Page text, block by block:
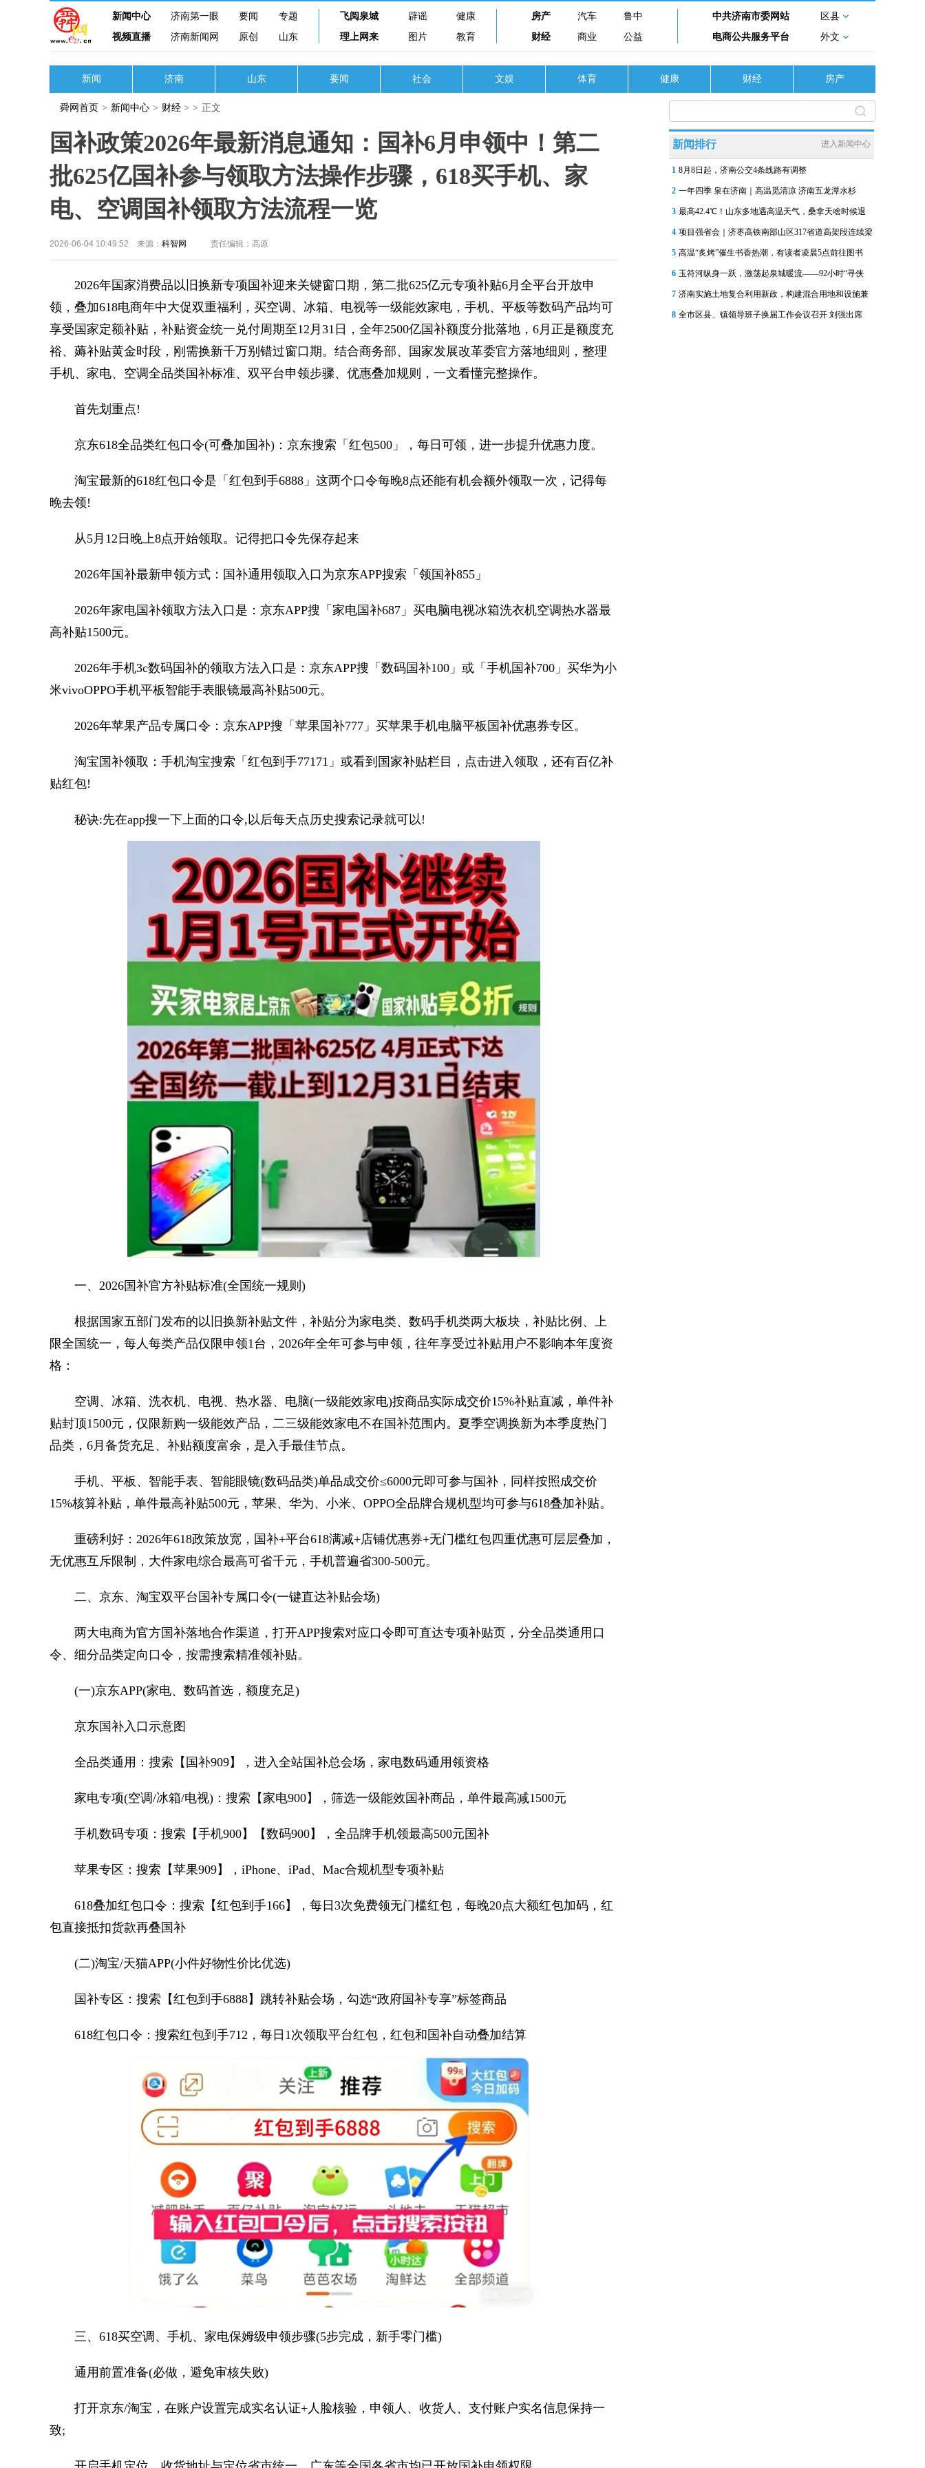
新闻中心 济南第一眼 要闻
专题
视频直播
济南新闻网 原创 山东
飞阅泉城 辟谣
健康
理上网来
图片 教育
房产 汽车
鲁中
财经
商业 公益
中共济南市委网站
区县
电商公共服务平台
外文
新闻 济南 山东 要闻 社会 文娱 体育 健康 财经 房产
舜网首页 > 新闻中心 > 财经 > > 正文
国补政策2026年最新消息通知：国补6月申领中！第二
批625亿国补参与领取方法操作步骤，618买手机、家
电、空调国补领取方法流程一览
2026-06-04 10:49:52 来源： 科智网 责任编辑：高原
2026年国家消费品以旧换新专项国补迎来关键窗口期，第二批625亿元专项补贴6月全平台开放申
领，叠加618电商年中大促双重福利，买空调、冰箱、电视等一级能效家电，手机、平板等数码产品均可
享受国家定额补贴，补贴资金统一兑付周期至12月31日，全年2500亿国补额度分批落地，6月正是额度充
裕、薅补贴黄金时段，刚需换新千万别错过窗口期。结合商务部、国家发展改革委官方落地细则，整理
手机、家电、空调全品类国补标准、双平台申领步骤、优惠叠加规则，一文看懂完整操作。
首先划重点!
京东618全品类红包口令(可叠加国补)：京东搜索「红包500」，每日可领，进一步提升优惠力度。
淘宝最新的618红包口令是「红包到手6888」这两个口令每晚8点还能有机会额外领取一次，记得每
晚去领!
从5月12日晚上8点开始领取。记得把口令先保存起来
2026年国补最新申领方式：国补通用领取入口为京东APP搜索「领国补855」
2026年家电国补领取方法入口是：京东APP搜「家电国补687」买电脑电视冰箱洗衣机空调热水器最
高补贴1500元。
2026年手机3c数码国补的领取方法入口是：京东APP搜「数码国补100」或「手机国补700」买华为小
米vivoOPPO手机平板智能手表眼镜最高补贴500元。
2026年苹果产品专属口令：京东APP搜「苹果国补777」买苹果手机电脑平板国补优惠券专区。
淘宝国补领取：手机淘宝搜索「红包到手77171」或看到国家补贴栏目，点击进入领取，还有百亿补
贴红包!
秘诀:先在app搜一下上面的口令,以后每天点历史搜索记录就可以!
一、2026国补官方补贴标准(全国统一规则)
根据国家五部门发布的以旧换新补贴文件，补贴分为家电类、数码手机类两大板块，补贴比例、上
限全国统一，每人每类产品仅限申领1台，2026年全年可参与申领，往年享受过补贴用户不影响本年度资
格：
空调、冰箱、洗衣机、电视、热水器、电脑(一级能效家电)按商品实际成交价15%补贴直减，单件补
贴封顶1500元，仅限新购一级能效产品，二三级能效家电不在国补范围内。夏季空调换新为本季度热门
品类，6月备货充足、补贴额度富余，是入手最佳节点。
手机、平板、智能手表、智能眼镜(数码品类)单品成交价≤6000元即可参与国补，同样按照成交价
15%核算补贴，单件最高补贴500元，苹果、华为、小米、OPPO全品牌合规机型均可参与618叠加补贴。
重磅利好：2026年618政策放宽，国补+平台618满减+店铺优惠券+无门槛红包四重优惠可层层叠加，
无优惠互斥限制，大件家电综合最高可省千元，手机普遍省300-500元。
二、京东、淘宝双平台国补专属口令(一键直达补贴会场)
两大电商为官方国补落地合作渠道，打开APP搜索对应口令即可直达专项补贴页，分全品类通用口
令、细分品类定向口令，按需搜索精准领补贴。
(一)京东APP(家电、数码首选，额度充足)
京东国补入口示意图
全品类通用：搜索【国补909】，进入全站国补总会场，家电数码通用领资格
家电专项(空调/冰箱/电视)：搜索【家电900】，筛选一级能效国补商品，单件最高减1500元
手机数码专项：搜索【手机900】【数码900】，全品牌手机领最高500元国补
苹果专区：搜索【苹果909】，iPhone、iPad、Mac合规机型专项补贴
618叠加红包口令：搜索【红包到手166】，每日3次免费领无门槛红包，每晚20点大额红包加码，红
包直接抵扣货款再叠国补
(二)淘宝/天猫APP(小件好物性价比优选)
国补专区：搜索【红包到手6888】跳转补贴会场，勾选“政府国补专享”标签商品
618红包口令：搜索红包到手712，每日1次领取平台红包，红包和国补自动叠加结算
三、618买空调、手机、家电保姆级申领步骤(5步完成，新手零门槛)
通用前置准备(必做，避免审核失败)
打开京东/淘宝，在账户设置完成实名认证+人脸核验，申领人、收货人、支付账户实名信息保持一
致;
新闻排行 进入新闻中心
1 8月8日起，济南公交4条线路有调整
2 一年四季 泉在济南｜高温觅清凉 济南五龙潭水杉
3 最高42.4℃！山东多地遇高温天气，桑拿天啥时候退
4 项目强省会｜济枣高铁南部山区317省道高架段连续梁
5 高温“炙烤”催生书香热潮，有读者凌晨5点前往图书
6 玉符河纵身一跃，激荡起泉城暖流——92小时“寻侠
7 济南实施土地复合利用新政，构建混合用地和设施兼
8 全市区县、镇领导班子换届工作会议召开 刘强出席